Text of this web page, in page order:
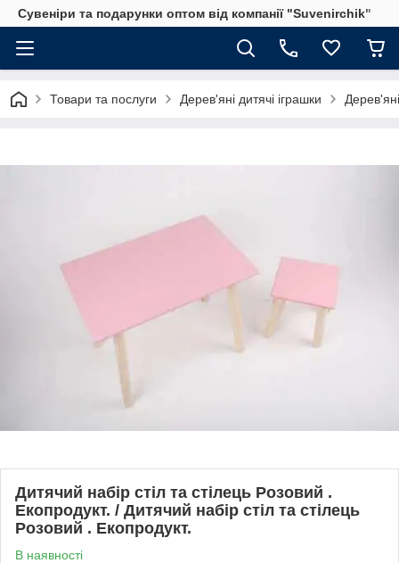
Сувеніри та подарунки оптом від компанії "Suvenirchik"
Товари та послуги Дерев'яні дитячі іграшки
Дитячий набір стіл та стілець Розовий .
Екопродукт. / Дитячий набір стіл та стілець
Розовий . Екопродукт.
В наявності